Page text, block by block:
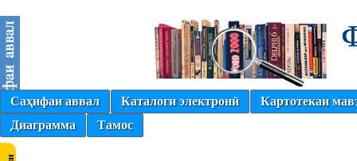
Саҳифаи аввал Каталоги электронӣ
Картотекаи
Диаграмма
Тамос